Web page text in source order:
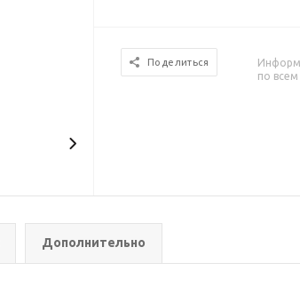
Поделиться
по всем
Дополнительно